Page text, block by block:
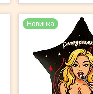
Новинка